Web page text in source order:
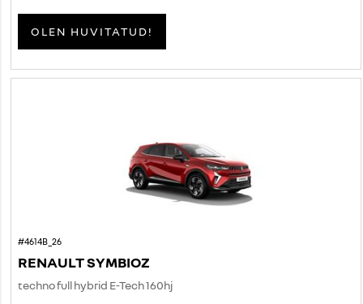
OLEN HUVITATUD!
#4614B_26
RENAULT SYMBIOZ
techno full hybrid E-Tech 160hj